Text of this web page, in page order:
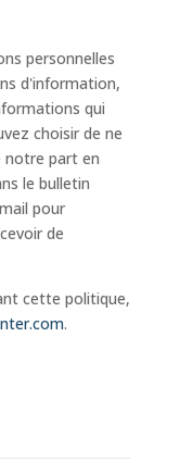
personnelles
d'information,
qui
choisir de ne
notre part en
le bulletin
pour
de
cette politique,
.